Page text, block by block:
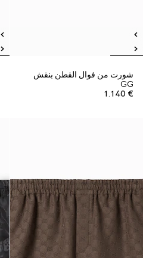
شورت من فوال القطن بنقش
GG
€ 1.140